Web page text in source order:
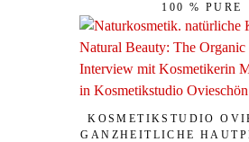
100 % PURE
KOSMETIKSTUDIO
GANZHEITLICHE